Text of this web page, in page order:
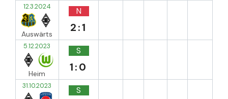
12.3.2024
Auswärts
N
2:1
5.12.2023
Heim
S
1:0
31.10.2023 S